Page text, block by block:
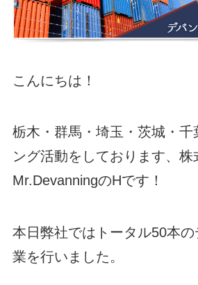
こんにちは！
栃木・群馬・埼玉・茨城・千
ング活動をしております、株
Mr.DevanningのHです！
本日弊社ではトータル50本
業を行いました。